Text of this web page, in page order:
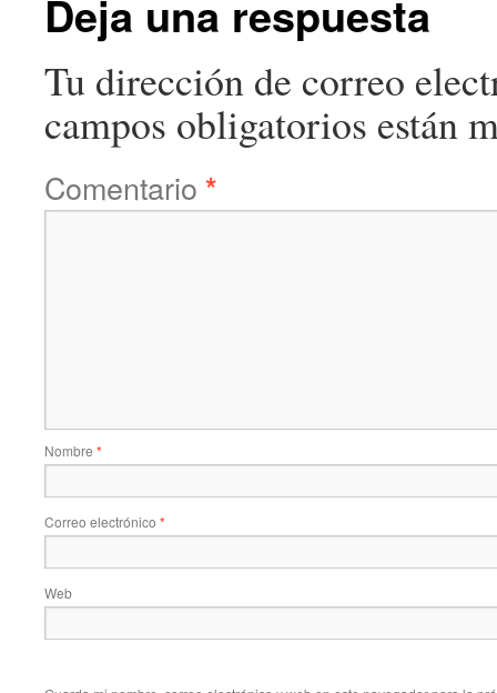
Deja una respuesta
Tu dirección de correo
campos obligatorios están
Comentario *
Nombre *
Correo electrónico *
Web